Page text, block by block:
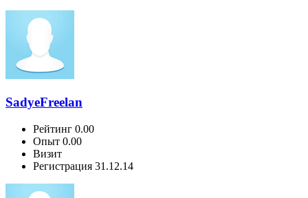
SadyeFreelan
Рейтинг 0.00
Опыт 0.00
Визит
Регистрация 31.12.14